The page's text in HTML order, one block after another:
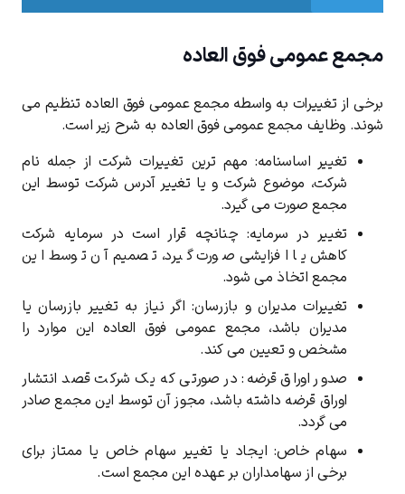
مجمع عمومی فوق العاده
برخی از تغییرات به واسطه مجمع عمومی فوق العاده تنظیم می
شوند. وظایف مجمع عمومی فوق العاده به شرح زیر است.
تغییر اساسنامه: مهم ترین تغییرات شرکت از جمله نام
شرکت، موضوع شرکت و یا تغییر آدرس شرکت توسط این
مجمع صورت می گیرد.
تغییر در سرمایه: چنانچه قرار است در سرمایه شرکت
کاهش یا افزایشی صورت گیرد، تصمیم آن توسط این
مجمع اتخاذ می شود.
تغییرات مدیران و بازرسان: اگر نیاز به تغییر بازرسان یا
مدیران باشد، مجمع عمومی فوق العاده این موارد را
مشخص و تعیین می کند.
صدور اوراق قرضه: در صورتی که یک شرکت قصد انتشار
اوراق قرضه داشته باشد، مجوز آن توسط این مجمع صادر
می گردد.
سهام خاص: ایجاد یا تغییر سهام خاص یا ممتاز برای
برخی از سهامداران بر عهده این مجمع است.